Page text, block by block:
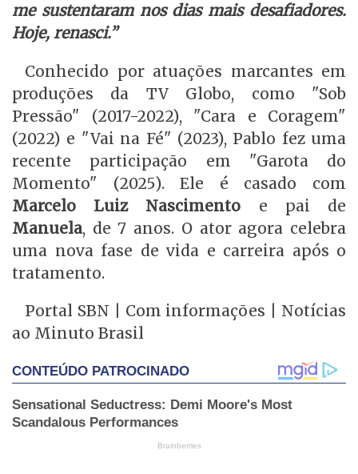
me sustentaram nos dias mais desafiadores.
Hoje, renasci.”
Conhecido por atuações marcantes em
produções da TV Globo, como "Sob
Pressão" (2017-2022), "Cara e Coragem"
(2022) e "Vai na Fé" (2023), Pablo fez uma
recente participação em "Garota do
Momento" (2025). Ele é casado com
Marcelo Luiz Nascimento e pai de
Manuela, de 7 anos. O ator agora celebra
uma nova fase de vida e carreira após o
tratamento.
Portal SBN | Com informações | Notícias
ao Minuto Brasil